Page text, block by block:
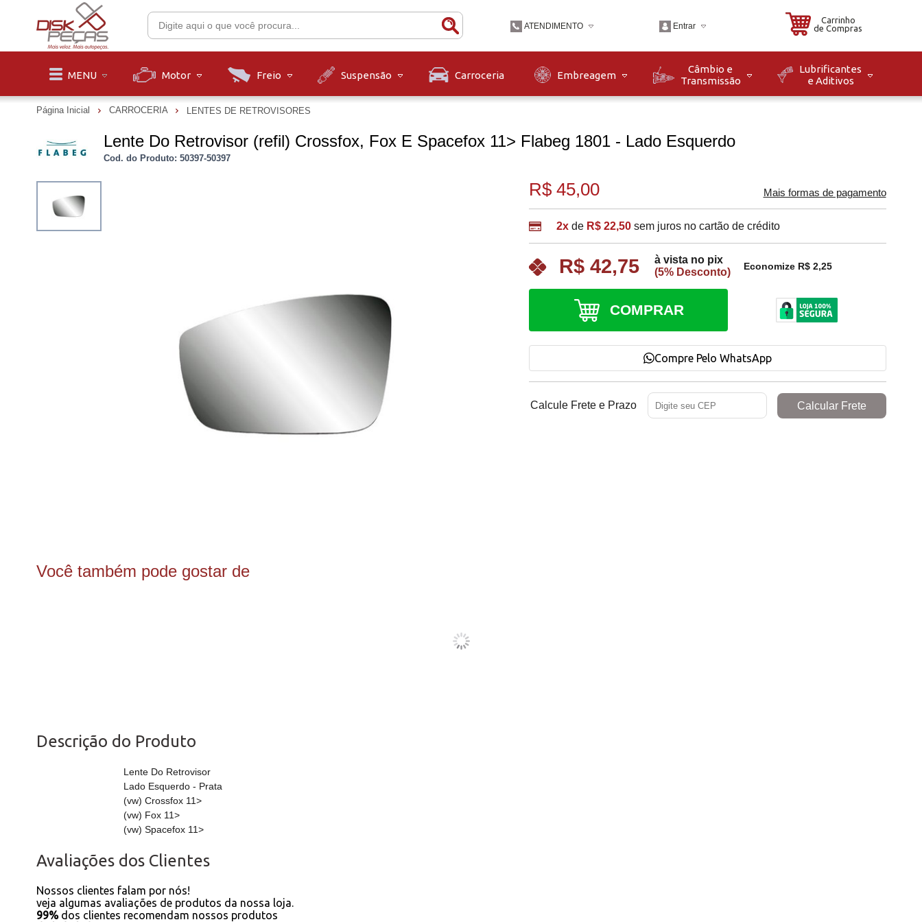
ATENDIMENTO
(47)36319900
às 12h e das 13h às 18h. Sáb das 08h às
12h.
Entrar
Carrinho
de Compras
MENU Motor Freio Suspensão Carroceria Embreagem
Câmbio e
Transmissão
Lubrificantes
e Aditivos
Página Inicial CARROCERIA LENTES DE RETROVISORES
Lente Do Retrovisor (refil) Crossfox, Fox E Spacefox 11> Flabeg 1801 - Lado Esquerdo
Cod. do Produto: 50397-50397
R$ 45,00 Mais formas de pagamento
2x de R$ 22,50 sem juros no cartão de crédito
R$ 42,75
à vista no pix
(5% Desconto)
Economize R$ 2,25
COMPRAR
Compre Pelo WhatsApp
Calcule Frete e Prazo
Você também pode gostar de
Descrição do Produto
Lente Do Retrovisor
Lado Esquerdo - Prata
(vw) Crossfox 11>
(vw) Fox 11>
(vw) Spacefox 11>
Avaliações dos Clientes
Nossos clientes falam por nós!
veja algumas avaliações de produtos da nossa loja.
99% dos clientes recomendam nossos produtos